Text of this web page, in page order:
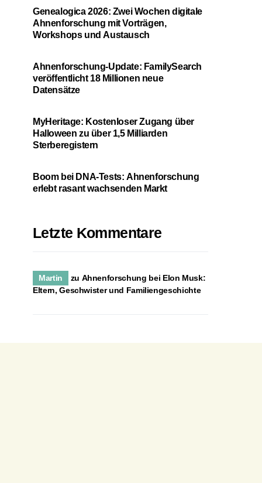
Genealogica 2026: Zwei Wochen digitale
Ahnenforschung mit Vorträgen,
Workshops und Austausch
Ahnenforschung-Update: FamilySearch
veröffentlicht 18 Millionen neue
Datensätze
MyHeritage: Kostenloser Zugang über
Halloween zu über 1,5 Milliarden
Sterberegistern
Boom bei DNA-Tests: Ahnenforschung
erlebt rasant wachsenden Markt
Letzte Kommentare
Martin zu Ahnenforschung bei Elon Musk:
Eltern, Geschwister und Familiengeschichte